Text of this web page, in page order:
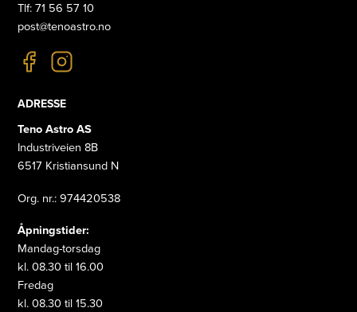
Tlf: 71 56 57 10
post@tenoastro.no
ADRESSE
Teno Astro AS
Industriveien 8B
6517 Kristiansund N
Org. nr.: 974420538
Åpningstider:
Mandag-torsdag
kl. 08.30 til 16.00
Fredag
kl. 08.30 til 15.30